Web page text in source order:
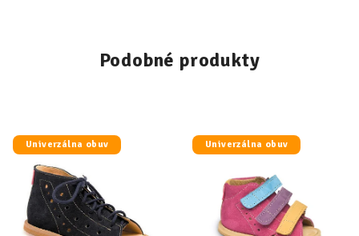
Podobné produkty
Univerzálna obuv Univerzálna obuv